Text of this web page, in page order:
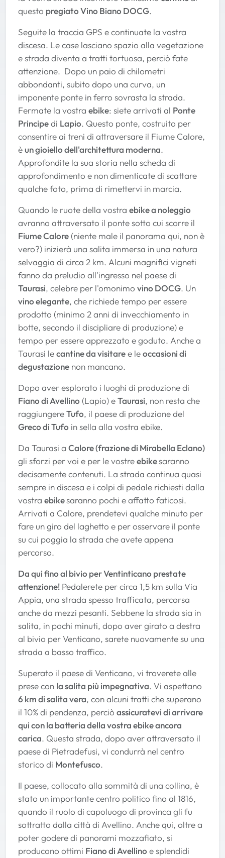
questo pregiato Vino Biano DOCG.
Seguite la traccia GPS e continuate la vostra
discesa. Le case lasciano spazio alla vegetazione
e strada diventa a tratti tortuosa, perciò fate
attenzione. Dopo un paio di chilometri
abbondanti, subito dopo una curva, un
imponente ponte in ferro sovrasta la strada.
Fermate la vostra ebike: siete arrivati al Ponte
Principedi Lapio. Questo ponte, costruito per
consentire ai treni di attraversare il Fiume Calore,
èun gioiello dell'architettura moderna.
Approfondite la sua storia nella scheda di
approfondimento e non dimenticate di scattare
qualche foto, prima di rimettervi in marcia.
Quando le ruote della vostra ebike a noleggio
avranno attraversato il ponte sotto cui scorre il
Fiume Calore (niente male il panorama qui, non è
vero?) inizierà una salita immersa in una natura
selvaggia di circa 2 km. Alcuni magnifici vigneti
fanno da preludio all'ingresso nel paese di
Taurasi, celebre per l'omonimo vino DOCG. Un
vino elegante, che richiede tempo per essere
prodotto (minimo 2 anni di invecchiamento in
botte, secondo il discipliare di produzione) e
tempo per essere apprezzato e goduto. Anche a
Taurasi lecantine da visitaree leoccasioni di
degustazione non mancano.
Dopo aver esplorato i luoghi di produzione di
Fiano di Avellino (Lapio) eTaurasi, non resta che
raggiungereTufo, il paese di produzione del
Greco di Tufo in sella alla vostra ebike.
Da Taurasi a Calore (frazione di Mirabella Eclano)
gli sforzi per voi e per le vostreebikesaranno
decisamente contenuti. La strada continua quasi
sempre in discesa e i colpi di pedale richiesti dalla
vostra ebikesaranno pochi e affatto faticosi.
Arrivati a Calore, prendetevi qualche minuto per
fare un giro del laghetto e per osservare il ponte
su cui poggia la strada che avete appena
percorso.
Da qui fino al bivio per Ventinticano prestate
attenzione! Pedalerete per circa 1,5 km sulla Via
Appia, una strada spesso trafficata, percorsa
anche da mezzi pesanti. Sebbene la strada sia in
salita, in pochi minuti, dopo aver girato a destra
al bivio per Venticano, sarete nuovamente su una
strada a basso traffico.
Superato il paese di Venticano, vi troverete alle
prese con la salita più impegnativa. Vi aspettano
6 km di salita vera, con alcuni tratti che superano
il 10% di pendenza, perciò assicuratevi di arrivare
qui con la batteria della vostra ebike ancora
carica. Questa strada, dopo aver attraversato il
paese di Pietradefusi, vi condurrà nel centro
storico di Montefusco.
Il paese, collocato alla sommità di una collina, è
stato un importante centro politico fino al 1816,
quando il ruolo di capoluogo di provinca gli fu
sottratto dalla città di Avellino. Anche qui, oltre a
poter godere di panorami mozzafiato, si
producono ottimi Fiano di Avellino e splendidi